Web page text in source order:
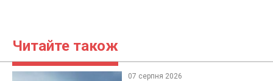
Читайте також
07 серпня 2026